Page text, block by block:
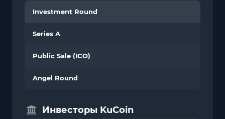
Investment Round
Series A
Public Sale (ICO)
Angel Round
Инвесторы KuCoin